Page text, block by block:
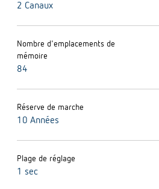
2 Canaux
Nombre d'emplacements de
mémoire
84
Réserve de marche
10 Années
Plage de réglage
1 sec